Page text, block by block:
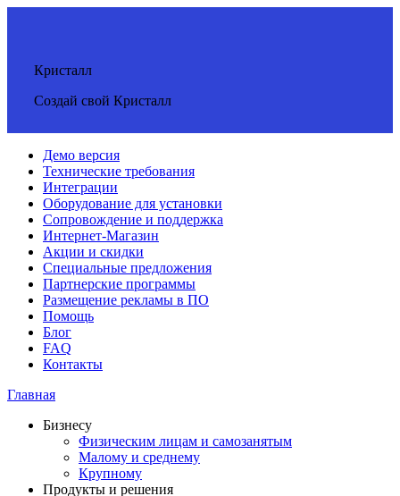
Кристалл
Создай свой Кристалл
Демо версия
Технические требования
Интеграции
Оборудование для установки
Сопровождение и поддержка
Интернет-Магазин
Акции и скидки
Специальные предложения
Партнерские программы
Размещение рекламы в ПО
Помощь
Блог
FAQ
Контакты
Главная
Бизнесу
Физическим лицам и самозанятым
Малому и среднему
Крупному
Продукты и решения